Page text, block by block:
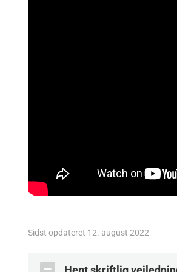
Sidst opdateret 12. august 2022